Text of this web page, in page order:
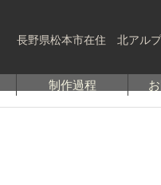
長野県松本市在住 北アル
制作過程